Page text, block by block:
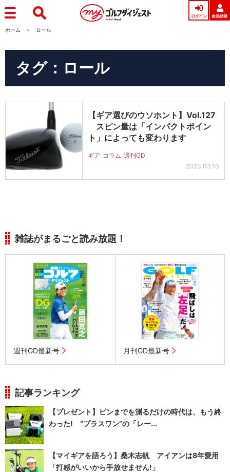
ログイン 会員登録
ホーム ロール
タグ：ロール
【ギア選びのウソホント】Vol.127
スピン量は「インパクトポイン
ト」によっても変わります
ギア コラム 週刊GD
2023.03.10
雑誌がまるごと読み放題！
週刊GD最新号 月刊GD最新号
記事ランキング
【プレゼント】ピンまでを測るだけの時代は、もう終
わった! “プラスワン”の「レー...
【マイギアを語ろう】桑木志帆 アイアンは8年愛用
「打感がいいから手放せません!」